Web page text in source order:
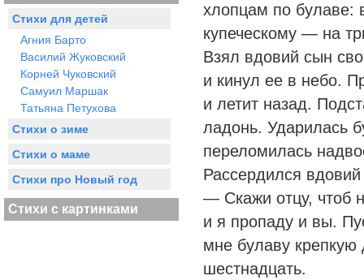
Стихи для детей
Агния Барто
Василий Жуковский
Корней Чуковский
Самуил Маршак
Татьяна Петухова
Стихи о зиме
Стихи о маме
Стихи про Новый год
Стихи с картинками
хлопцам по булаве:
купеческому — на
Взял вдовий сын
и кинул ее в небо.
и летит назад.
ладонь. Ударилась
переломилась
Рассердился
— Скажи отцу, чтоб
и я пропаду и вы.
мне булаву
шестнадцать.